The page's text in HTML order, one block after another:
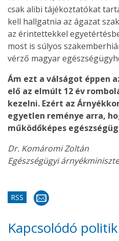
csak alibi tájékoztatókat
kell hallgatnia az ágazat
az érintettekkel
most is súlyos
vérző magyar
Ám ezt a válságot éppen
elő az elmúlt 12 év
kezelni. Ezért az
egyetlen reménye arra,
működőképes
Dr. Komáromi Zoltán
Egészségügyi
RSS
Kapcsolódó